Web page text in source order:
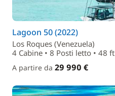
Lagoon 50 (2022)
Los Roques (Venezuela)
4 Cabine • 8 Posti letto • 48 ft
A partire da 29 990 €